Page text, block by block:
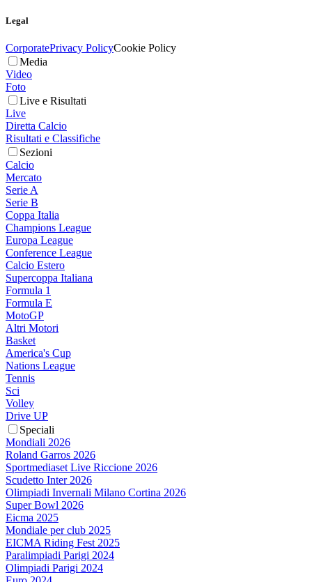
Legal
CorporatePrivacy PolicyCookie Policy
Media
Video
Foto
Live e Risultati
Live
Diretta Calcio
Risultati e Classifiche
Sezioni
Calcio
Mercato
Serie A
Serie B
Coppa Italia
Champions League
Europa League
Conference League
Calcio Estero
Supercoppa Italiana
Formula 1
Formula E
MotoGP
Altri Motori
Basket
America's Cup
Nations League
Tennis
Sci
Volley
Drive UP
Speciali
Mondiali 2026
Roland Garros 2026
Sportmediaset Live Riccione 2026
Scudetto Inter 2026
Olimpiadi Invernali Milano Cortina 2026
Super Bowl 2026
Eicma 2025
Mondiale per club 2025
EICMA Riding Fest 2025
Paralimpiadi Parigi 2024
Olimpiadi Parigi 2024